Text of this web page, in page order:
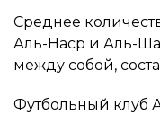
Среднее
Аль-Наср и Аль-
между собой,
Футбольный клуб